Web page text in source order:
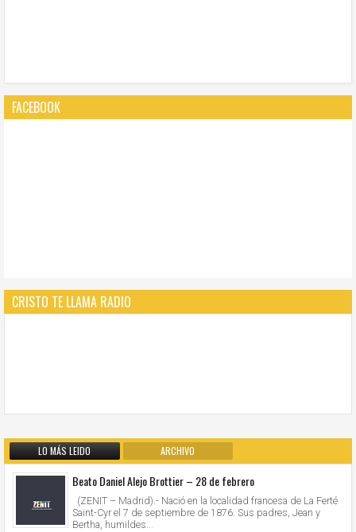
FACEBOOK
CRISTO TE LLAMA RADIO
LO MÁS LEIDO ARCHIVO
Beato Daniel Alejo Brottier – 28 de febrero
(ZENIT – Madrid).- Nació en la localidad francesa de La Ferté
Saint-Cyr el 7 de septiembre de 1876. Sus padres, Jean y
Bertha, humildes...